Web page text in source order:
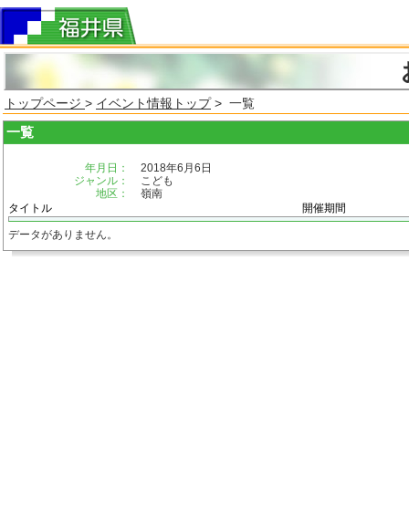
トップページ > イベント情報トップ> 一覧
一覧
年月日：
2018年6月6日
ジャンル：
こども
地区：
嶺南
タイトル
開催期間
データがありません。